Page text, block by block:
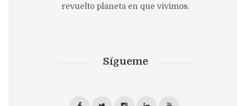
revuelto planeta en que vivimos.
Sígueme